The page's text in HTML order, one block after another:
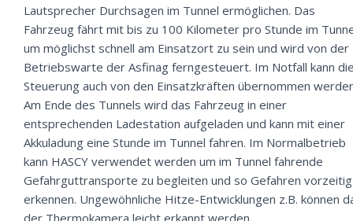
Lautsprecher Durchsagen im Tunnel ermöglichen. Das
Fahrzeug fährt mit bis zu 100 Kilometer pro Stunde im
um möglichst schnell am Einsatzort zu sein und wird von der
Betriebswarte der Asfinag ferngesteuert. Im Notfall kann
Steuerung auch von den Einsatzkräften übernommen
Am Ende des Tunnels wird das Fahrzeug in einer
entsprechenden Ladestation aufgeladen und kann mit einer
Akkuladung eine Stunde im Tunnel fahren. Im Normalbetrieb
kann HASCY verwendet werden um im Tunnel fahrende
Gefahrguttransporte zu begleiten und so Gefahren
erkennen. Ungewöhnliche Hitze-Entwicklungen z.B. können
der Thermokamera leicht erkannt werden.